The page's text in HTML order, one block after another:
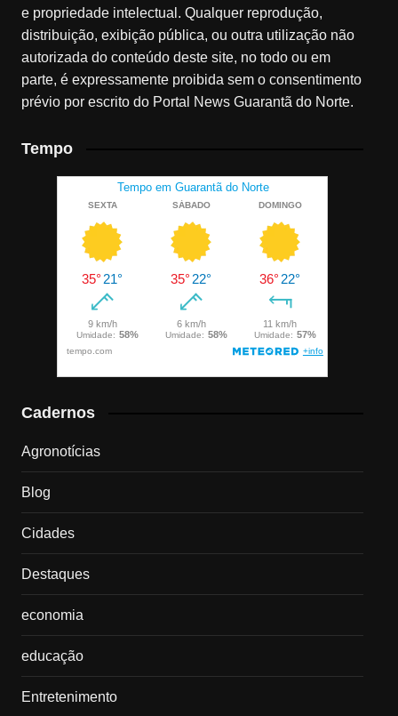
e propriedade intelectual. Qualquer reprodução,
distribuição, exibição pública, ou outra utilização não
autorizada do conteúdo deste site, no todo ou em
parte, é expressamente proibida sem o consentimento
prévio por escrito do Portal News Guarantã do Norte.
Tempo
Cadernos
Agronotícias
Blog
Cidades
Destaques
economia
educação
Entretenimento